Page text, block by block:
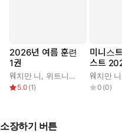
2026년 여름 훈련
1권
워치만 니 위트니스 리
5.0 (1)
미니스
스트
훈련 1권
워치만 니
0 (0)
소장하기 버튼